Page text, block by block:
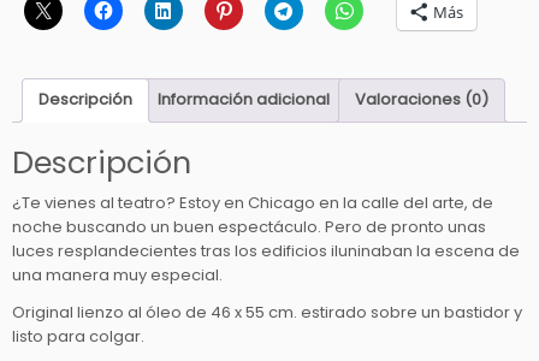
r
o
c
a
n
t
i
d
a
Más
Descripción Información adicional Valoraciones (0)
Descripción
¿Te vienes al teatro? Estoy en Chicago en la calle del arte, de
noche buscando un buen espectáculo. Pero de pronto unas
luces resplandecientes tras los edificios iluninaban la escena de
una manera muy especial.
Original lienzo al óleo de 46 x 55 cm. estirado sobre un bastidor y
listo para colgar.